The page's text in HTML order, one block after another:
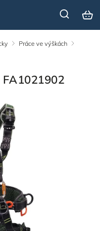
/ Práce ve výškách /